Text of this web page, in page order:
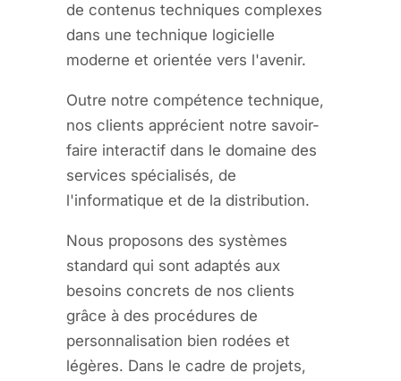
de contenus techniques complexes
dans une technique logicielle
moderne et orientée vers l'avenir.
Outre notre compétence technique,
nos clients apprécient notre savoir-
faire interactif dans le domaine des
services spécialisés, de
l'informatique et de la distribution.
Nous proposons des systèmes
standard qui sont adaptés aux
besoins concrets de nos clients
grâce à des procédures de
personnalisation bien rodées et
légères. Dans le cadre de projets,